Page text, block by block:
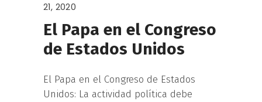
21, 2020
El Papa en el Congreso
de Estados Unidos
El Papa en el Congreso de Estados
Unidos: La actividad política debe